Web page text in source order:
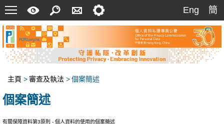
菜
單
速
指
南
索
絡
我
定
Eng
簡
簡
主頁 >審查及執法 >個案簡述
個案簡述
有關保障資料第3原則 - 個人資料的使用的個案簡述